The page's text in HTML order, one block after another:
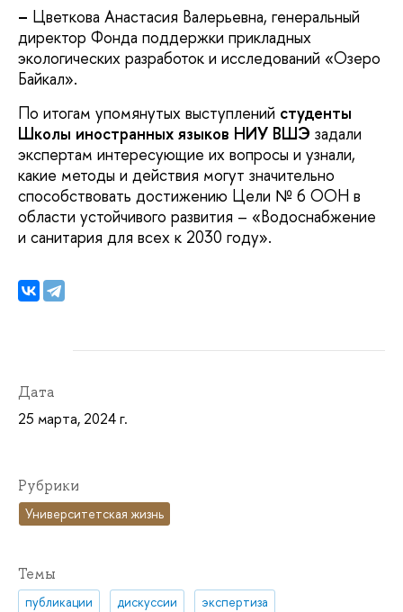
– Цветкова Анастасия Валерьевна, генеральный
директор Фонда поддержки прикладных
экологических разработок и исследований «Озеро
Байкал».
По итогам упомянутых выступлений студенты
Школы иностранных языков НИУ ВШЭ задали
экспертам интересующие их вопросы и узнали,
какие методы и действия могут значительно
способствовать достижению Цели № 6 ООН в
области устойчивого развития – «Водоснабжение
и санитария для всех к 2030 году».
Дата
25 марта, 2024 г.
Рубрики
Университетская жизнь
Темы
публикации дискуссии
экспертиза